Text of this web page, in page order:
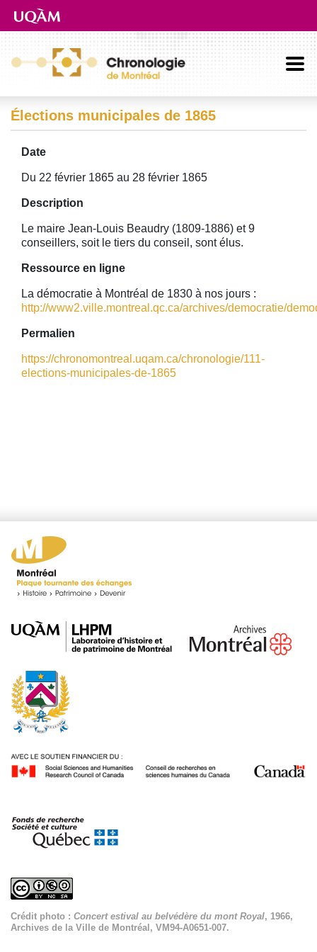
Aller directement au contenu principal
Élections municipales de 1865
Date
Du 22 février 1865 au 28 février 1865
Description
Le maire Jean-Louis Beaudry (1809-1886) et 9
conseillers, soit le tiers du conseil, sont élus.
Ressource en ligne
La démocratie à Montréal de 1830 à nos jours :
http://www2.ville.montreal.qc.ca/archives/democratie/
Permalien
https://chronomontreal.uqam.ca/chronologie/111-
elections-municipales-de-1865
Crédit photo : Concert estival au belvédère du mont Royal, 1966,
Archives de la Ville de Montréal, VM94-A0651-007.